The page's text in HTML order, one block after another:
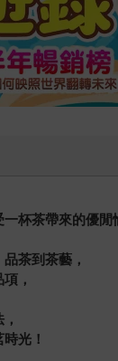
杯茶帶來的優閒
茶到茶藝，
，
光！